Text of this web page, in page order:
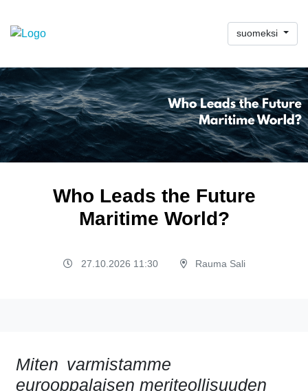
suomeksi
Who Leads the Future
Maritime World?
27.10.2026 11:30 Rauma Sali
Miten varmistamme
eurooppalaisen meriteollisuuden